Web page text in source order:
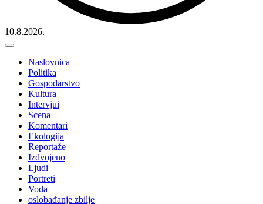
10.8.2026.
Naslovnica
Politika
Gospodarstvo
Kultura
Intervjui
Scena
Komentari
Ekologija
Reportaže
Izdvojeno
Ljudi
Portreti
Voda
oslobađanje zbilje